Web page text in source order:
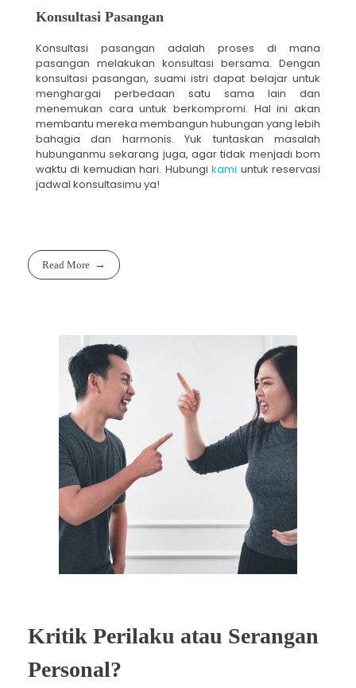
Konsultasi Pasangan
Konsultasi pasangan adalah proses di mana
pasangan melakukan konsultasi bersama. Dengan
konsultasi pasangan, suami istri dapat belajar untuk
menghargai perbedaan satu sama lain dan
menemukan cara untuk berkompromi. Hal ini akan
membantu mereka membangun hubungan yang lebih
bahagia dan harmonis. Yuk tuntaskan masalah
hubunganmu sekarang juga, agar tidak menjadi bom
waktu di kemudian hari. Hubungikami untuk reservasi
jadwal konsultasimu ya!
Read More
Kritik Perilaku atau Serangan
Personal?